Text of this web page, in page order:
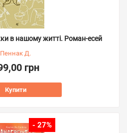
в нашому житті. Роман-есей
Пеннак Д.
грн
Купити
- 27%